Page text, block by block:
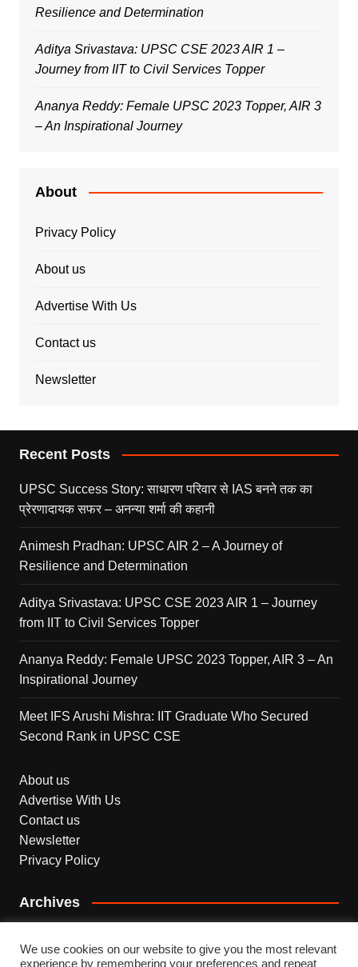
Resilience and Determination
Aditya Srivastava: UPSC CSE 2023 AIR 1 –
Journey from IIT to Civil Services Topper
Ananya Reddy: Female UPSC 2023 Topper, AIR 3
– An Inspirational Journey
About
Privacy Policy
About us
Advertise With Us
Contact us
Newsletter
Recent Posts
UPSC Success Story: साधारण परिवार से IAS बनने तक का
प्रेरणादायक सफर – अनन्या शर्मा की कहानी
Animesh Pradhan: UPSC AIR 2 – A Journey of
Resilience and Determination
Aditya Srivastava: UPSC CSE 2023 AIR 1 – Journey
from IIT to Civil Services Topper
Ananya Reddy: Female UPSC 2023 Topper, AIR 3 – An
Inspirational Journey
Meet IFS Arushi Mishra: IIT Graduate Who Secured
Second Rank in UPSC CSE
About us
Advertise With Us
Contact us
Newsletter
Privacy Policy
Archives
We use cookies on our website to give you the most relevant
experience by remembering your preferences and repeat